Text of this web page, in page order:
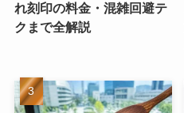
れ刻印の料金・混雑回避テ
クまで全解説